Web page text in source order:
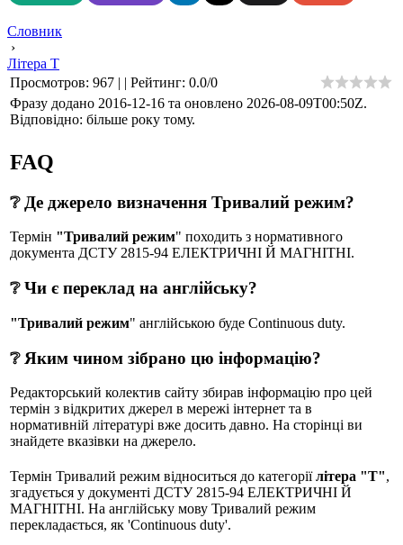
Словник
›
Літера Т
Просмотров: 967 | | Рейтинг: 0.0/0
Фразу додано 2016-12-16 та оновлено 2026-08-09T00:50Z.
Відповідно: більше року тому.
FAQ
❔ Де джерело визначення Тривалий режим?
Термін "Тривалий режим" походить з нормативного
документа ДСТУ 2815-94 ЕЛЕКТРИЧНІ Й МАГНІТНІ.
❔ Чи є переклад на англійську?
"Тривалий режим" англійською буде Continuous duty.
❔ Яким чином зібрано цю інформацію?
Редакторський колектив сайту збирав інформацію про цей
термін з відкритих джерел в мережі інтернет та в
нормативній літературі вже досить давно. На сторінці ви
знайдете вказівки на джерело.
Термін Тривалий режим відноситься до категоріїлітера "Т",
згадується у документі ДСТУ 2815-94 ЕЛЕКТРИЧНІ Й
МАГНІТНІ. На англійську мову Тривалий режим
перекладається, як 'Continuous duty'.